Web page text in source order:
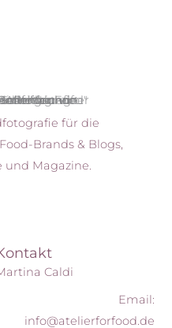
für die
Brands & Blogs,
und Magazine.
Caldi
Email:
info@atelierforfood.de